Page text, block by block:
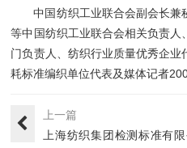
中国纺织工业联合会副会长兼
等中国纺织工业联合会相关负责
门负责人、纺织行业质量优秀企
耗标准编织单位代表及媒体记者
上一篇
上海纺织集团检测标准有